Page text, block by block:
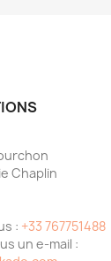
Chaplin
: +33 767751488
un e-mail :